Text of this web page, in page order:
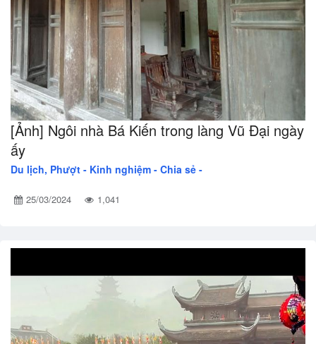
[Ảnh] Ngôi nhà Bá Kiến trong làng Vũ Đại ngày
ấy
Du lịch, Phượt - Kinh nghiệm - Chia sẻ -
25/03/2024 1,041